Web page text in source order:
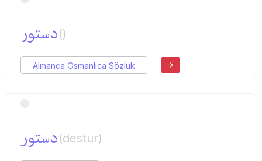
دستور()
Almanca Osmanlıca Sözlük
دستور(destur)